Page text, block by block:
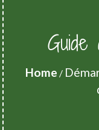
Home /